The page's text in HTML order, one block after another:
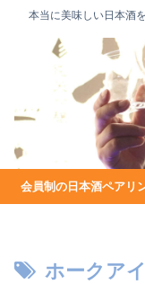
本当に美味しい日本酒
会員制の日本酒ペアリ
ホークア